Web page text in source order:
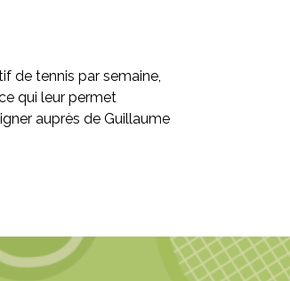
de tennis par semaine,
qui leur permet
auprès de Guillaume